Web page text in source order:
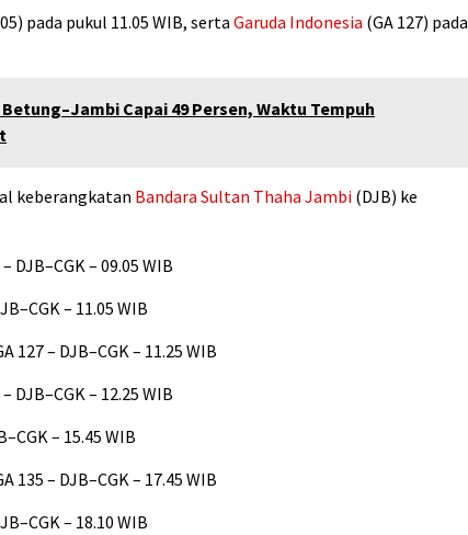
pada pukul 11.05 WIB, serta Garuda Indonesia (GA 127) pada
Capai 49 Persen, Waktu Tempuh
keberangkatan Bandara Sultan Thaha Jambi (DJB) ke
DJB–CGK – 09.05 WIB
– 11.05 WIB
127 – DJB–CGK – 11.25 WIB
DJB–CGK – 12.25 WIB
– 15.45 WIB
135 – DJB–CGK – 17.45 WIB
– 18.10 WIB